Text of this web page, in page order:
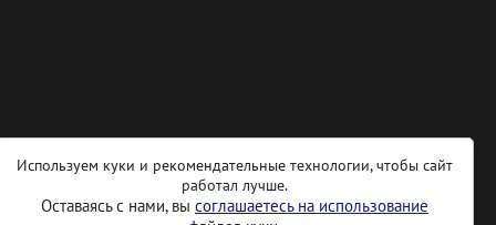
Используем куки и рекомендательные технологии, чтобы сайт
работал лучше.
Оставаясь с нами, вы соглашаетесь на использование